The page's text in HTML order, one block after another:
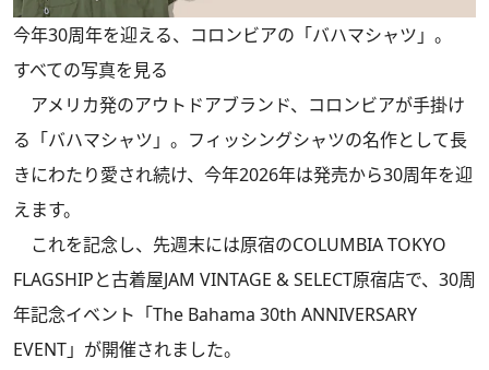
今年30周年を迎える、コロンビアの「バハマシャツ」。
すべての写真を見る
アメリカ発のアウトドアブランド、コロンビアが手掛け
る「バハマシャツ」。フィッシングシャツの名作として長
きにわたり愛され続け、今年2026年は発売から30周年を迎
えます。
これを記念し、先週末には原宿のCOLUMBIA TOKYO
FLAGSHIPと古着屋JAM VINTAGE & SELECT原宿店で、30周
年記念イベント「The Bahama 30th ANNIVERSARY
EVENT」が開催されました。